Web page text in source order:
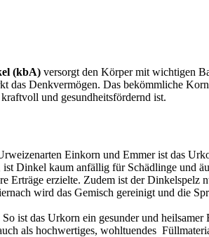
(kbA) versorgt den Körper mit wichtigen
das Denkvermögen. Das bekömmliche
und gesundheitsfördernd ist.
Einkorn und Emmer ist das
Dinkel kaum anfällig für Schädlinge und
Erträge erzielte. Zudem ist der
wird das Gemisch gereinigt und die
ist das Urkorn ein gesunder und
als hochwertiges, wohltuendes